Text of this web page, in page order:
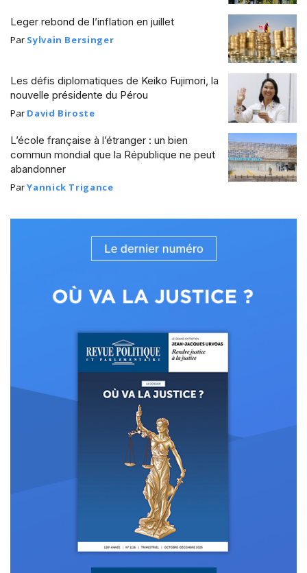
Leger rebond de l’inflation en juillet
Par Sylvain Bersinger
Les défis diplomatiques de Keiko Fujimori, la
nouvelle présidente du Pérou
Par David Biroste
L’école française à l’étranger : un bien
commun mondial que la République ne peut
abandonner
ParYannick Trigance